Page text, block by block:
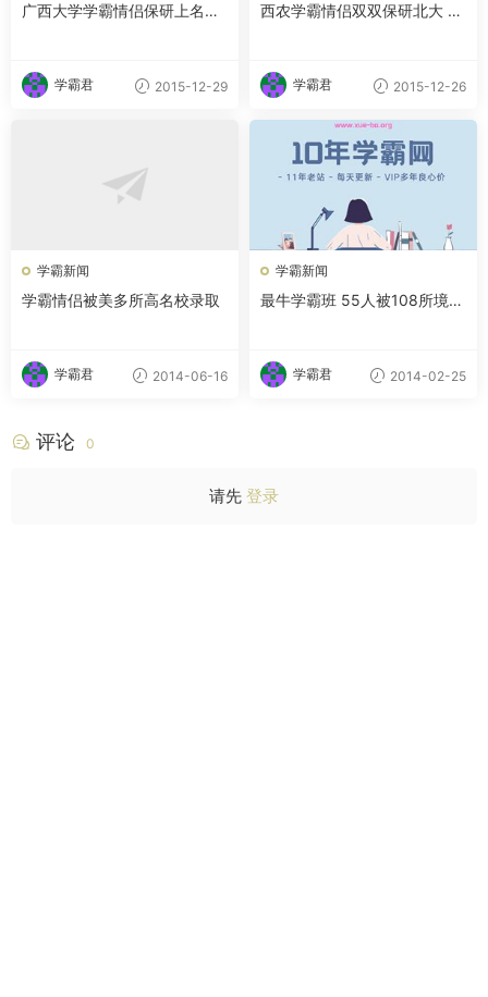
广西大学学霸情侣保研上名校
学霸君 2015-12-29
西农学霸情侣双双保研北大 爱
学霸君 2015-12-26
学霸新闻
学霸情侣被美多所高名校录取
学霸君 2014-06-16
学霸新闻
最牛学霸班 55人被108所境外
学霸君 2014-02-25
评论 0
请先 登录